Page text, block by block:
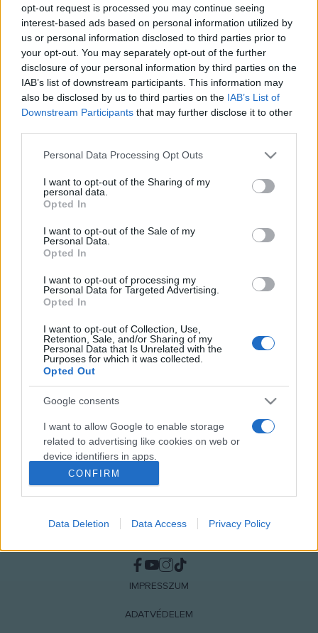
opt-out request is processed you may continue seeing
interest-based ads based on personal information utilized by
us or personal information disclosed to third parties prior to
your opt-out. You may separately opt-out of the further
disclosure of your personal information by third parties on the
IAB’s list of downstream participants. This information may
also be disclosed by us to third parties on the IAB’s List of
Downstream Participants that may further disclose it to other
Please note that this website/app uses one or more Google
not limited to your visit or usage behaviour. You may click to
grant or deny consent to Google and its third-party tags to
use your data for below specified purposes in below Google
consent section.
Personal Data Processing Opt Outs
I want to opt-out of the Sharing of my
personal data.
Opted In
I want to opt-out of the Sale of my
Personal Data.
Opted In
I want to opt-out of processing my
Personal Data for Targeted Advertising.
Opted In
I want to opt-out of Collection, Use,
Retention, Sale, and/or Sharing of my
Personal Data that Is Unrelated with the
Purposes for which it was collected.
Opted Out
Google consents
I want to allow Google to enable storage
related to advertising like cookies on web or
device identifiers in apps.
I want to allow my user data to be sent to
Google for online advertising purposes.
I want to allow Google to send me
I want to allow Google to enable storage
related to analytics like cookies on web or
CONFIRM
Data Deletion Data Access Privacy Policy
tervezőhivatalok is, mint a LAKÓTERV, az IPARTERV, a
KÖZTI és mások. A korra sokáig az anyag- és forráshiány
volt jellemző, ez azonban mégsem szegte szárnyát az
emberi invenciónak és az alkotókedvnek.
A kiállítás nem csupán a szűken szakmai közönségnek szól.
A terveket, épületeket közérthető és látványos módon,
filmek, modellek segítségével mutatják be, túllépve a
egy soha meg nem épült Budapesttel is találkozhat.
A kiállítás megtekinthető: 2007. október 31-ig.
Helyszín:Körzőgyár Galéria - ÉPÍTÉSZET HÓNAPJA
1056 Budapest, Molnár u. 35.
MEGOSZTÁS
IMPRESSZUM
ADATVÉDELEM